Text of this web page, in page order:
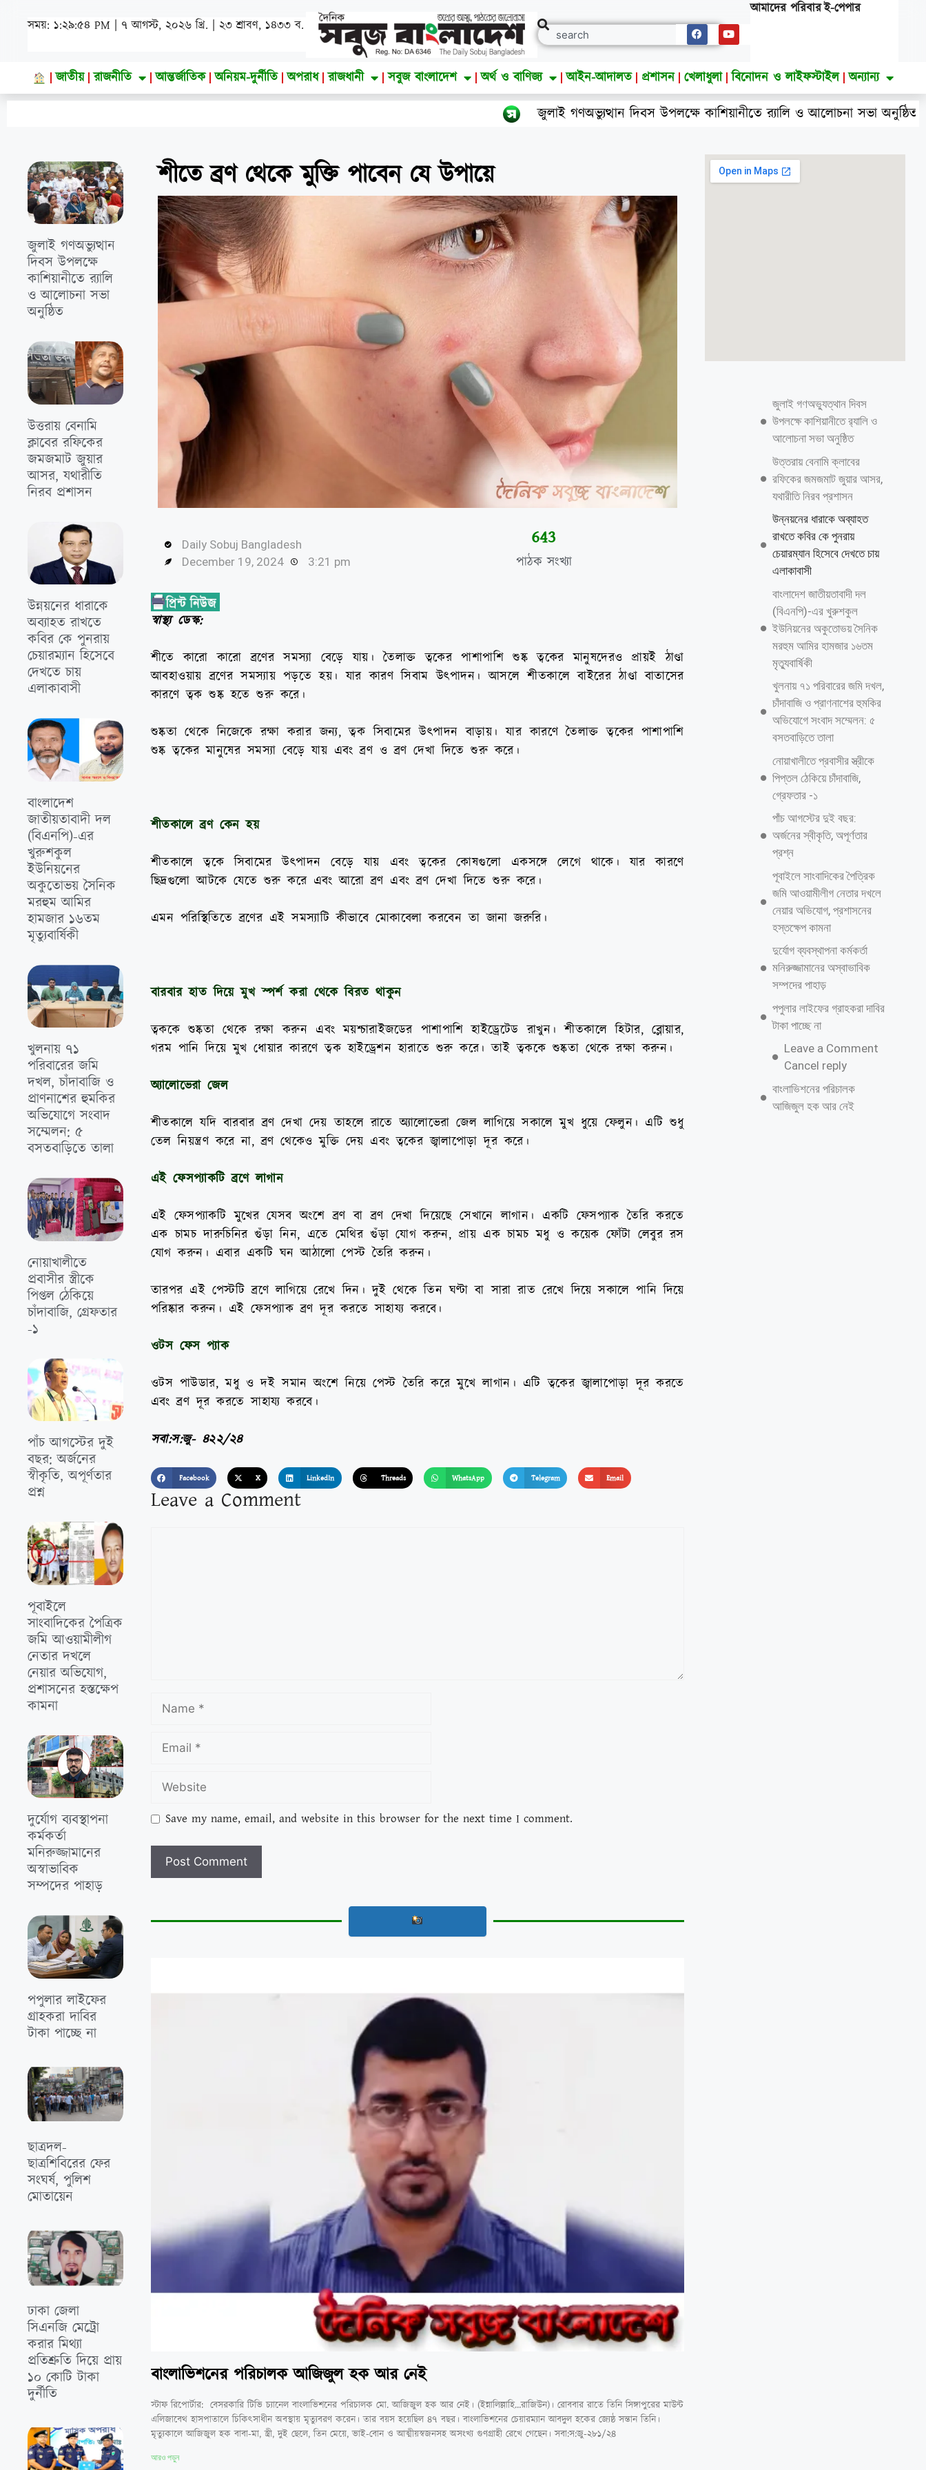
সময়: ১:২৯:৫৫ PM | ৭ আগস্ট, ২০২৬ খ্রি. | ২৩ শ্রাবণ, ১৪৩৩ ব.
আমাদের পরিবারই-পেপার
জাতীয় রাজনীতি আন্তর্জাতিক অনিয়ম-দুর্নীতি অপরাধ রাজধানী সবুজ বাংলাদেশ অর্থ ও বাণিজ্য আইন-আদালত প্রশাসন খেলাধুলা বিনোদন ও লাইফস্টাইল অন্যান্য
জুলাই গণঅভ্যুত্থান দিবস উপলক্ষে কাশিয়ানীতে র‍্যালি ও আলোচনা সভা অনুষ্ঠিত
জুলাই গণঅভ্যুত্থান
দিবস উপলক্ষে
কাশিয়ানীতে র‍্যালি
ও আলোচনা সভা
অনুষ্ঠিত
উত্তরায় বেনামি
ক্লাবের রফিকের
জমজমাট জুয়ার
আসর, যথারীতি
নিরব প্রশাসন
উন্নয়নের ধারাকে
অব্যাহত রাখতে
কবির কে পুনরায়
চেয়ারম্যান হিসেবে
দেখতে চায়
এলাকাবাসী
বাংলাদেশ
জাতীয়তাবাদী দল
(বিএনপি)-এর
খুরুশকুল
ইউনিয়নের
অকুতোভয় সৈনিক
মরহুম আমির
হামজার ১৬তম
মৃত্যুবার্ষিকী
খুলনায় ৭১
পরিবারের জমি
দখল, চাঁদাবাজি ও
প্রাণনাশের হুমকির
অভিযোগে সংবাদ
সম্মেলন: ৫
বসতবাড়িতে তালা
নোয়াখালীতে
প্রবাসীর স্ত্রীকে
পিপ্তল ঠেকিয়ে
চাঁদাবাজি, গ্রেফতার
-১
পাঁচ আগস্টের দুই
বছর: অর্জনের
স্বীকৃতি, অপূর্ণতার
প্রশ্ন
পূবাইলে
সাংবাদিকের পৈত্রিক
জমি আওয়ামীলীগ
নেতার দখলে
নেয়ার অভিযোগ,
প্রশাসনের হস্তক্ষেপ
কামনা
দুর্যোগ ব্যবস্থাপনা
কর্মকর্তা
মনিরুজ্জামানের
অস্বাভাবিক
সম্পদের পাহাড়
পপুলার লাইফের
গ্রাহকরা দাবির
টাকা পাচ্ছে না
ছাত্রদল-
ছাত্রশিবিরের ফের
সংঘর্ষ, পুলিশ
মোতায়েন
‎ঢাকা জেলা
সিএনজি মেট্রো
করার মিথ‍্যা
প্রতিশ্রুতি দিয়ে প্রায়
১০ কোটি টাকা
দুর্নীতি
শীতে ব্রণ থেকে মুক্তি পাবেন যে উপায়ে
Daily Sobuj Bangladesh
December 19, 2024
3:21 pm পাঠক সংখ্যা
645
স্বাস্থ্য ডেস্ক:
শীতে কারো কারো ব্রণের সমস্যা বেড়ে যায়। তৈলাক্ত ত্বকের পাশাপাশি শুষ্ক ত্বকের মানুষদেরও প্রায়ই ঠাণ্ডা
আবহাওয়ায় ব্রণের সমস্যায় পড়তে হয়। যার কারণ সিবাম উৎপাদন। আসলে শীতকালে বাইরের ঠাণ্ডা বাতাসের
কারণে ত্বক শুষ্ক হতে শুরু করে।
শুষ্কতা থেকে নিজেকে রক্ষা করার জন্য, ত্বক সিবামের উৎপাদন বাড়ায়। যার কারণে তৈলাক্ত ত্বকের পাশাপাশি
শুষ্ক ত্বকের মানুষের সমস্যা বেড়ে যায় এবং ব্রণ ও ব্রণ দেখা দিতে শুরু করে।
শীতকালে ব্রণ কেন হয়
শীতকালে ত্বকে সিবামের উৎপাদন বেড়ে যায় এবং ত্বকের কোষগুলো একসঙ্গে লেগে থাকে। যার কারণে
ছিদ্রগুলো আটকে যেতে শুরু করে এবং আরো ব্রণ এবং ব্রণ দেখা দিতে শুরু করে।
এমন পরিস্থিতিতে ব্রণের এই সমস্যাটি কীভাবে মোকাবেলা করবেন তা জানা জরুরি।
বারবার হাত দিয়ে মুখ স্পর্শ করা থেকে বিরত থাকুন
ত্বককে শুষ্কতা থেকে রক্ষা করুন এবং ময়শ্চারাইজডের পাশাপাশি হাইড্রেটেড রাখুন। শীতকালে হিটার, ব্লোয়ার,
গরম পানি দিয়ে মুখ ধোয়ার কারণে ত্বক হাইড্রেশন হারাতে শুরু করে। তাই ত্বককে শুষ্কতা থেকে রক্ষা করুন।
অ্যালোভেরা জেল
শীতকালে যদি বারবার ব্রণ দেখা দেয় তাহলে রাতে অ্যালোভেরা জেল লাগিয়ে সকালে মুখ ধুয়ে ফেলুন। এটি শুধু
তেল নিয়ন্ত্রণ করে না, ব্রণ থেকেও মুক্তি দেয় এবং ত্বকের জ্বালাপোড়া দূর করে।
এই ফেসপ্যাকটি ব্রণে লাগান
এই ফেসপ্যাকটি মুখের যেসব অংশে ব্রণ বা ব্রণ দেখা দিয়েছে সেখানে লাগান। একটি ফেসপ্যাক তৈরি করতে
এক চামচ দারুচিনির গুঁড়া নিন, এতে মেথির গুঁড়া যোগ করুন, প্রায় এক চামচ মধু ও কয়েক ফোঁটা লেবুর রস
যোগ করুন। এবার একটি ঘন আঠালো পেস্ট তৈরি করুন।
তারপর এই পেস্টটি ব্রণে লাগিয়ে রেখে দিন। দুই থেকে তিন ঘণ্টা বা সারা রাত রেখে দিয়ে সকালে পানি দিয়ে
পরিষ্কার করুন। এই ফেসপ্যাক ব্রণ দূর করতে সাহায্য করবে।
ওটস ফেস প্যাক
ওটস পাউডার, মধু ও দই সমান অংশে নিয়ে পেস্ট তৈরি করে মুখে লাগান। এটি ত্বকের জ্বালাপোড়া দূর করতে
এবং ব্রণ দূর করতে সাহায্য করবে।
সবা:স:জু- ৪২২/২৪
Facebook X LinkedIn Threads WhatsApp Telegram Email
Leave a Comment
Save my name, email, and website in this browser for the next time I comment.
বাংলাভিশনের পরিচালক আজিজুল হক আর নেই
স্টাফ রিপোর্টার: বেসরকারি টিভি চ্যানেল বাংলাভিশনের পরিচালক মো. আজিজুল হক আর নেই। (ইন্নালিল্লাহি…রাজিউন)। রোববার রাতে তিনি সিঙ্গাপুরের মাউন্ট
এলিজাবেথ হাসপাতালে চিকিৎসাধীন অবস্থায় মৃত্যুবরণ করেন। তার বয়স হয়েছিল ৪৭ বছর। বাংলাভিশনের চেয়ারম্যান আবদুল হকের জ্যেষ্ঠ সন্তান তিনি।
মৃত্যুকালে আজিজুল হক বাবা-মা, স্ত্রী, দুই ছেলে, তিন মেয়ে, ভাই-বোন ও আত্মীয়স্বজনসহ অসংখ্য গুণগ্রাহী রেখে গেছেন। সবা:স:জু-২৮১/২৪
আরও পড়ুন
জুলাই গণঅভ্যুত্থান দিবস
উপলক্ষে কাশিয়ানীতে র‍্যালি ও
আলোচনা সভা অনুষ্ঠিত
উত্তরায় বেনামি ক্লাবের
রফিকের জমজমাট জুয়ার আসর,
যথারীতি নিরব প্রশাসন
উন্নয়নের ধারাকে অব্যাহত
রাখতে কবির কে পুনরায়
চেয়ারম্যান হিসেবে দেখতে চায়
এলাকাবাসী
বাংলাদেশ জাতীয়তাবাদী দল
(বিএনপি)-এর খুরুশকুল
ইউনিয়নের অকুতোভয় সৈনিক
মরহুম আমির হামজার ১৬তম
মৃত্যুবার্ষিকী
খুলনায় ৭১ পরিবারের জমি দখল,
চাঁদাবাজি ও প্রাণনাশের হুমকির
অভিযোগে সংবাদ সম্মেলন: ৫
বসতবাড়িতে তালা
নোয়াখালীতে প্রবাসীর স্ত্রীকে
পিপ্তল ঠেকিয়ে চাঁদাবাজি,
গ্রেফতার -১
পাঁচ আগস্টের দুই বছর:
অর্জনের স্বীকৃতি, অপূর্ণতার
প্রশ্ন
পূবাইলে সাংবাদিকের পৈত্রিক
জমি আওয়ামীলীগ নেতার দখলে
নেয়ার অভিযোগ, প্রশাসনের
হস্তক্ষেপ কামনা
দুর্যোগ ব্যবস্থাপনা কর্মকর্তা
মনিরুজ্জামানের অস্বাভাবিক
সম্পদের পাহাড়
পপুলার লাইফের গ্রাহকরা দাবির
টাকা পাচ্ছে না
Leave a Comment
Cancel reply
বাংলাভিশনের পরিচালক
আজিজুল হক আর নেই